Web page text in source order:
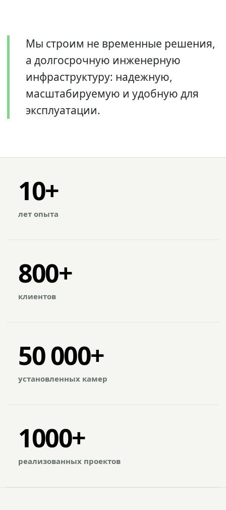
Мы строим не временные решения,
а долгосрочную инженерную
инфраструктуру: надежную,
масштабируемую и удобную для
эксплуатации.
10+
лет опыта
800+
клиентов
50 000+
установленных камер
1000+
реализованных проектов